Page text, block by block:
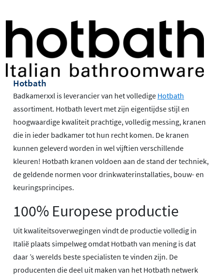
Hotbath
Badkamerxxl is leverancier van het volledige Hotbath
assortiment. Hotbath levert met zijn eigentijdse stijl en
hoogwaardige kwaliteit prachtige, volledig messing, kranen
die in ieder badkamer tot hun recht komen. De kranen
kunnen geleverd worden in wel vijftien verschillende
kleuren! Hotbath kranen voldoen aan de stand der techniek,
de geldende normen voor drinkwaterinstallaties, bouw- en
keuringsprincipes.
100% Europese productie
Uit kwaliteitsoverwegingen vindt de productie volledig in
Italië plaats simpelweg omdat Hotbath van mening is dat
daar ’s werelds beste specialisten te vinden zijn. De
producenten die deel uit maken van het Hotbath netwerk